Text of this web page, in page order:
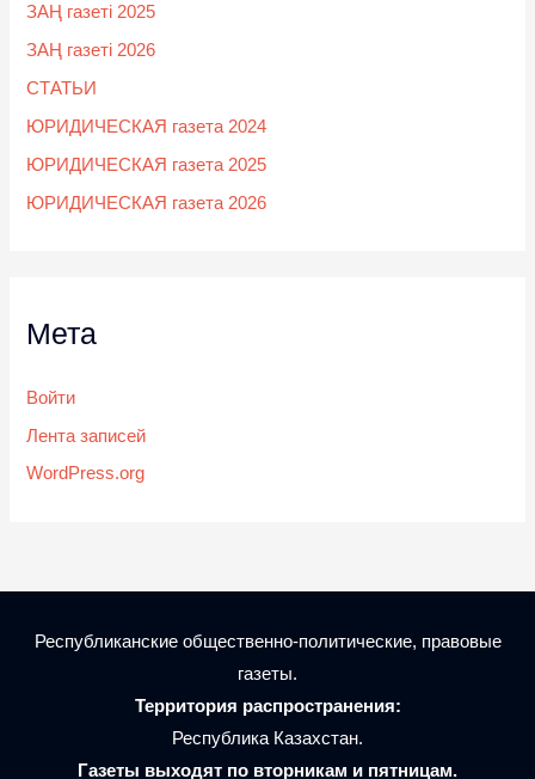
ЗАҢ газеті 2025
ЗАҢ газеті 2026
СТАТЬИ
ЮРИДИЧЕСКАЯ газета 2024
ЮРИДИЧЕСКАЯ газета 2025
ЮРИДИЧЕСКАЯ газета 2026
Мета
Войти
Лента записей
WordPress.org
Республиканские общественно-политические, правовые
газеты.
Территория распространения:
Республика Казахстан.
Газеты выходят по вторникам и пятницам.